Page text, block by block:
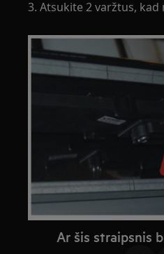
3. Atsukite 2 varžtus,
Ar šis straipsnis